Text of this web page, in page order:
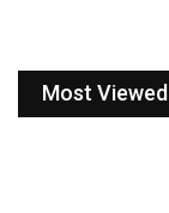
Most Viewed